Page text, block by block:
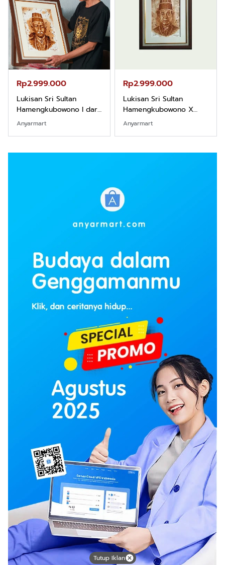
Rp2.999.000
Lukisan Sri Sultan
Hamengkubowono I dari
Kopi Karya Rudi Winarso
Anyarmart
Rp2.999.000
Lukisan Sri Sultan
Hamengkubowono X
dari Kopi Karya Rudi
Winarso
Anyarmart
Tutup Iklan